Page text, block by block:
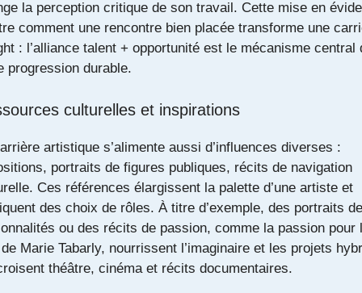
la perception critique de son travail. Cette mise en
comment une rencontre bien placée transforme une
: l’alliance talent + opportunité est le mécanisme central
progression durable.
culturelles et inspirations
artistique s’alimente aussi d’influences diverses :
portraits de figures publiques, récits de navigation
Ces références élargissent la palette d’une artiste et
des choix de rôles. À titre d’exemple, des portraits de
ou des récits de passion, comme la passion pour
Marie Tabarly, nourrissent l’imaginaire et les projets
théâtre, cinéma et récits documentaires.